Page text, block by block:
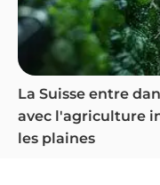
La Suisse entre
avec l'agriculture
les plaines